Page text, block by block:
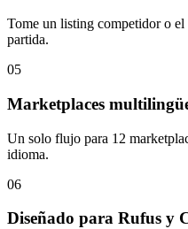
Tome un listing competidor o
partida.
05
Marketplaces
Un solo flujo para 12
idioma.
06
Diseñado para Rufus y